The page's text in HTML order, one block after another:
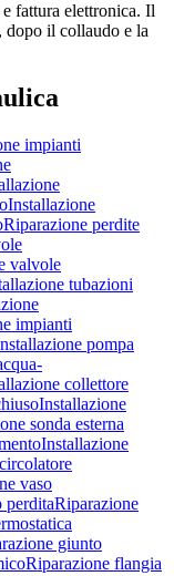
fattura elettronica. Il
dopo il collaudo e la
impianti
Installazione
Riparazione perdite
valvole
tubazioni
impianti
pompa
collettore
Installazione
sonda esterna
Installazione
vaso
perditaRiparazione
giunto
Riparazione flangia